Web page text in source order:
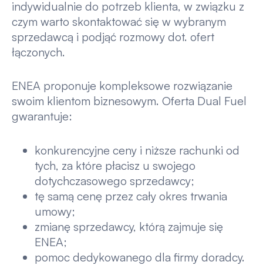
indywidualnie do potrzeb klienta, w związku z
czym warto skontaktować się w wybranym
sprzedawcą i podjąć rozmowy dot. ofert
łączonych.
ENEA proponuje kompleksowe rozwiązanie
swoim klientom biznesowym. Oferta Dual Fuel
gwarantuje:
konkurencyjne ceny i niższe rachunki od
tych, za które płacisz u swojego
dotychczasowego sprzedawcy;
tę samą cenę przez cały okres trwania
umowy;
zmianę sprzedawcy, którą zajmuje się
ENEA;
pomoc dedykowanego dla firmy doradcy.